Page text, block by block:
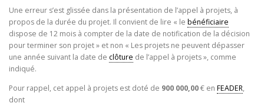
Une erreur s’est glissée dans la présentation de l’appel à projets, à
propos de la durée du projet. Il convient de lire « le bénéficiaire
dispose de 12 mois à compter de la date de notification de la décision
pour terminer son projet » et non « Les projets ne peuvent dépasser
une année suivant la date de clôture de l’appel à projets », comme
indiqué.
Pour rappel, cet appel à projets est doté de 900 000,00€ en FEADER,
dont